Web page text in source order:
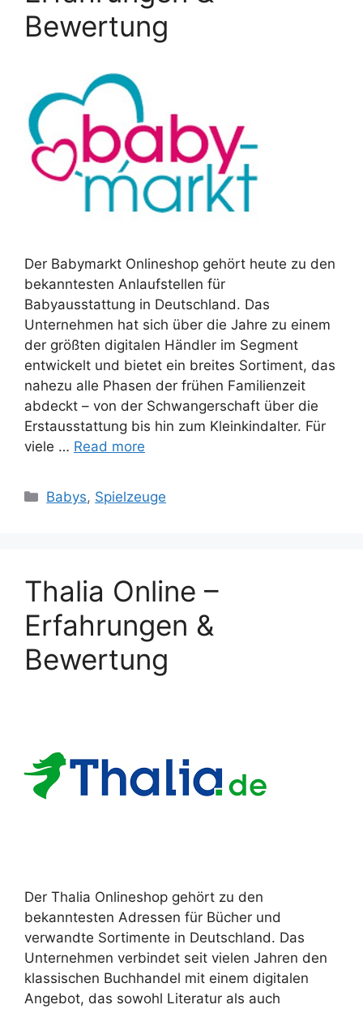
Bewertung
Der Babymarkt Onlineshop gehört heute zu den
bekanntesten Anlaufstellen für
Babyausstattung in Deutschland. Das
Unternehmen hat sich über die Jahre zu einem
der größten digitalen Händler im Segment
entwickelt und bietet ein breites Sortiment, das
nahezu alle Phasen der frühen Familienzeit
abdeckt – von der Schwangerschaft über die
Erstausstattung bis hin zum Kleinkindalter. Für
viele … Read more
Categories
Babys, Spielzeuge
Thalia Online –
Erfahrungen &
Bewertung
Der Thalia Onlineshop gehört zu den
bekanntesten Adressen für Bücher und
verwandte Sortimente in Deutschland. Das
Unternehmen verbindet seit vielen Jahren den
klassischen Buchhandel mit einem digitalen
Angebot, das sowohl Literatur als auch